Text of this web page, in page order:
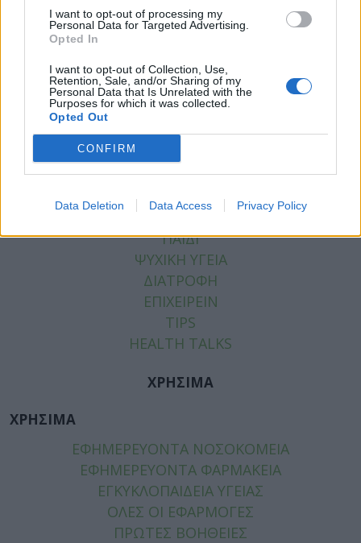
I want to opt-out of processing my
Personal Data for Targeted Advertising.
Opted In
I want to opt-out of Collection, Use,
Retention, Sale, and/or Sharing of my
Personal Data that Is Unrelated with the
Purposes for which it was collected.
Opted Out
CONFIRM
Data Deletion Data Access Privacy Policy
Tags:ΑΓΚΩΝΕΣ,ΔΕΡΜΑ ΠΟΥ ΞΕΦΛΟΥΔΙΖΕΙ,
ΞΗΡΟ ΔΕΡΜΑ ΣΤΟΥΣ ΑΓΚΩΝΕΣ,ΠΕΡΙΠΟΙΗΣΗ
ΣΚΟΥΡΟ ΔΕΡΜΑ ΣΤΟΥΣ ΑΓΚΩΝΕΣ
ΚΑΤΗΓΟΡΙΕΣ
ΕΙΔΗΣΕΙΣ
ΠΑΙΔΙ
ΨΥΧΙΚΗ ΥΓΕΙΑ
ΔΙΑΤΡΟΦΗ
ΕΠΙΧΕΙΡΕΙΝ
TIPS
HEALTH TALKS
ΧΡΗΣΙΜΑ
ΧΡΗΣΙΜΑ
ΕΦΗΜΕΡΕΥΟΝΤΑ ΝΟΣΟΚΟΜΕΙΑ
ΕΦΗΜΕΡΕΥΟΝΤΑ ΦΑΡΜΑΚΕΙΑ
ΕΓΚΥΚΛΟΠΑΙΔΕΙΑ ΥΓΕΙΑΣ
ΟΛΕΣ ΟΙ ΕΦΑΡΜΟΓΕΣ
ΠΡΩΤΕΣ ΒΟΗΘΕΙΕΣ